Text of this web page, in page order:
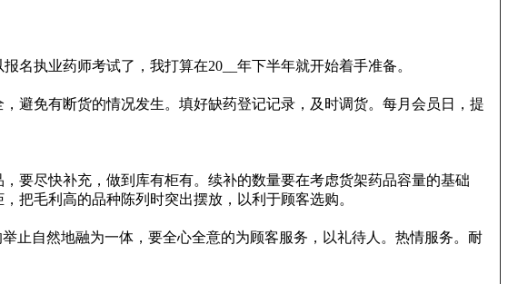
执业药师考试了，我打算在20__年下半年就开始着手准备。
避免有断货的情况发生。填好缺药登记记录，及时调货。每月会员日，提
要尽快补充，做到库有柜有。续补的数量要在考虑货架药品容量的基础
把毛利高的品种陈列时突出摆放，以利于顾客选购。
止自然地融为一体，要全心全意的为顾客服务，以礼待人。热情服务。耐